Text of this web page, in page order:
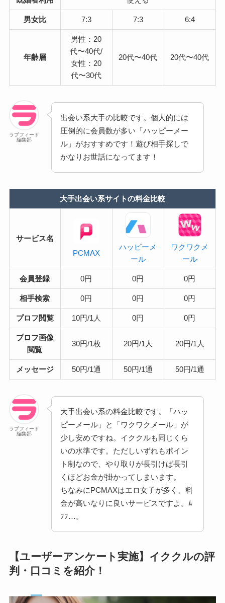
男女比 7:3 7:3 6:4
年齢層
男性：20
代〜40代/
女性：20
代〜30代
20代〜40代 20代〜40代
ラブフィード
編集部
出会い系大手の比較です。個人的には
圧倒的に会員数が多い「ハッピーメー
ル」がおすすめです！遊び相手探しで
かなりお世話になってます！
大手出会い系サイトの料金比較
サービス名
PCMAX
ハッピーメ
ール
ワクワクメ
ール
会員登録 0円 0円 0円
相手検索 0円 0円 0円
プロフ閲覧 10円/1人 0円 0円
プロフ画像
閲覧
30円/1枚 20円/1人 20円/1人
メッセージ 50円/1通 50円/1通 50円/1通
ラブフィード
編集部
大手出会い系の料金比較です。「ハッ
ピーメール」と「ワクワクメール」が
少し安めですね。イククルも同じくら
いの水準です。ただしいずれもポイン
ト制なので、やり取りが長引けば長引
くほどお金が掛かってしまいます。
ちなみにPCMAXはエロ女子が多く、料
金が高いなりに良いサービスですよ。ﾑ
ﾌﾌ…。
【ユーザーアンケート実施】イククルの評
判・口コミを紹介！